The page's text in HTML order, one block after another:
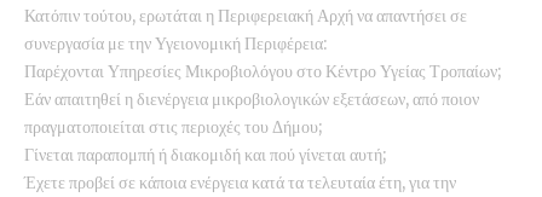
Κατόπιν τούτου, ερωτάται η Περιφερειακή Αρχή να απαντήσει σε
συνεργασία με την Υγειονομική Περιφέρεια:
Παρέχονται Υπηρεσίες Μικροβιολόγου στο Κέντρο Υγείας Τροπαίων;
Εάν απαιτηθεί η διενέργεια μικροβιολογικών εξετάσεων, από ποιον
πραγματοποιείται στις περιοχές του Δήμου;
Γίνεται παραπομπή ή διακομιδή και πού γίνεται αυτή;
Έχετε προβεί σε κάποια ενέργεια κατά τα τελευταία έτη, για την